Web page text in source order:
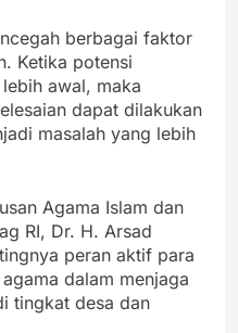
berbagai faktor
Ketika potensi
awal, maka
dapat dilakukan
masalah yang lebih
Agama Islam dan
RI, Dr. H. Arsad
peran aktif para
dalam menjaga
tingkat desa dan